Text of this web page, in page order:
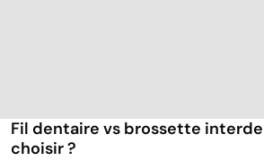
Fil dentaire vs brossette
choisir ?